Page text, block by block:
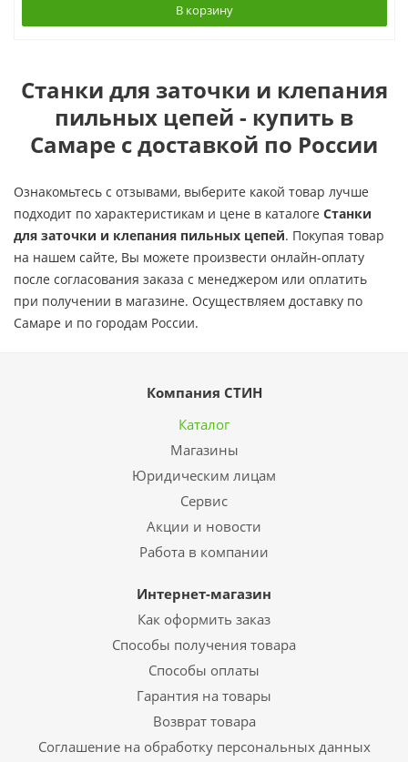
В корзину
Станки для заточки и клепания
пильных цепей - купить в
Самаре с доставкой по России
Ознакомьтесь с отзывами, выберите какой товар лучше
подходит по характеристикам и цене в каталоге Станки
для заточки и клепания пильных цепей. Покупая товар
на нашем сайте, Вы можете произвести онлайн-оплату
после согласования заказа с менеджером или оплатить
при получении в магазине. Осуществляем доставку по
Самаре и по городам России.
Компания СТИН
Каталог
Магазины
Юридическим лицам
Сервис
Акции и новости
Работа в компании
Интернет-магазин
Как оформить заказ
Способы получения товара
Способы оплаты
Гарантия на товары
Возврат товара
Соглашение на обработку персональных данных